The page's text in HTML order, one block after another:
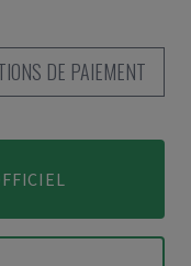
DE PAIEMENT